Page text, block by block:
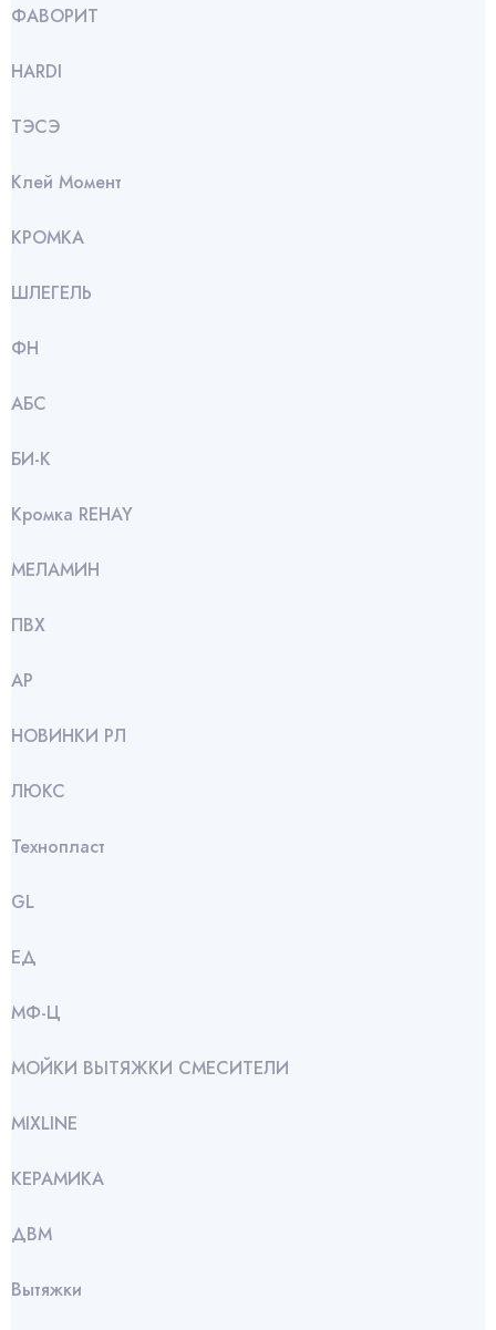
ФАВОРИТ
HARDI
ТЭСЭ
Клей Момент
КРОМКА
ШЛЕГЕЛЬ
ФН
АБС
БИ-К
Кромка REHAY
МЕЛАМИН
ПВХ
АР
НОВИНКИ РЛ
ЛЮКС
Технопласт
GL
ЕД
МФ-Ц
МОЙКИ ВЫТЯЖКИ СМЕСИТЕЛИ
МIXLINE
КЕРАМИКА
ДВМ
Вытяжки